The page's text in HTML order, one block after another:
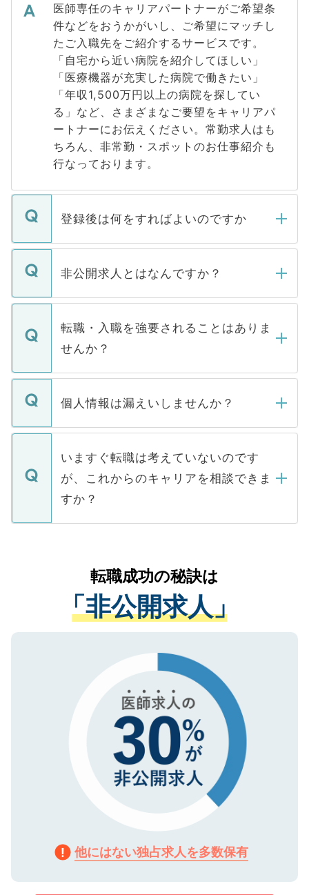
医師専任のキャリアパートナーがご希望条
件などをおうかがいし、ご希望にマッチし
たご入職先をご紹介するサービスです。
「自宅から近い病院を紹介してほしい」
「医療機器が充実した病院で働きたい」
「年収1,500万円以上の病院を探してい
る」など、さまざまなご要望をキャリアパ
ートナーにお伝えください。常勤求人はも
ちろん、非常勤・スポットのお仕事紹介も
行なっております。
登録後は何をすればよいのですか
ご登録いただきましたら、弊社担当者がご
登録内容を確認し、その後メールもしくは
ます。通常、5営業日以内にはご連絡をせて
いただきますので、しばらくお待ちくださ
い。
非公開求人とはなんですか？
マイナビDOCTORで取り扱っている求人の
うち約3割は、Webサイトからご覧いただ
けない「非公開求人」です。非公開求人は
下記の理由によって、一般には公開してい
ません。
■応募殺到を避けるため 人気のある医療機
関を公にしてしまうと、応募が殺到する場
に、医療機関が求める条件に合った人材の
みを人材紹介会社に依頼するケースが増え
ています。
転職・入職を強要されることはありま
せんか？
転職・入職を強要することは一切ありませ
ん。また、仮に応募先から内定をいただい
定を承諾する必要はありません。内定先へ
の辞退の連絡はキャリアパートナーが行い
ますので、ご安心ください。
個人情報は漏えいしませんか？
個人情報が漏えいすることはありませんの
で、ご安心ください。当サイトからの登録
などで収集したご登録者様の個人情報は、
ご本人のキャリアアップおよび転職活動の
支援を目的に使用いたします。お預かりし
ているすべての個人データはご本人の許可
は、個人情報の取り扱いについての厳密な
管理基準を満たした事業者のみに付与され
る、プライバシーマークを取得済みです。
ご登録いただいた個人情報は、SSL（デー
で、機密保持に関してもご安心ください。
いますぐ転職は考えていないのです
が、これからのキャリアを相談できま
すか？
かがいして、現在の医療機関の状況や紹介
経験をまじえながら、適切なアドバイスを
させていただきます。すぐにご転職をされ
ない方には、長期的なサポートが可能です
ので、まずはご登録ください。
転職成功の秘訣は
「非公開求人」
他にはない独占求人を多数保有